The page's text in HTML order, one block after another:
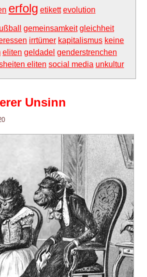
erfolg etikett evolution
gemeinsamkeit gleichheit
irrtümer kapitalismus keine
eliten geldadel genderstrenchen
eliten social media unkultur
Unsinn